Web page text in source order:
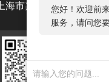
您好！欢迎前
服务，请问您
上海市嘉定区育绿路253号
扫码添加微信